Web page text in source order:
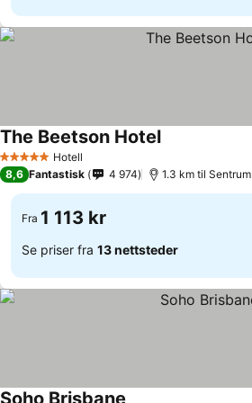
5 Stjerner Hotell
The Beetson HotelSe priser
8,6 Fantastisk 4 974 1.3 km til Sentrum
Fra 1 113 kr
Se priser fra 13 nettsteder
Soho Brisbane